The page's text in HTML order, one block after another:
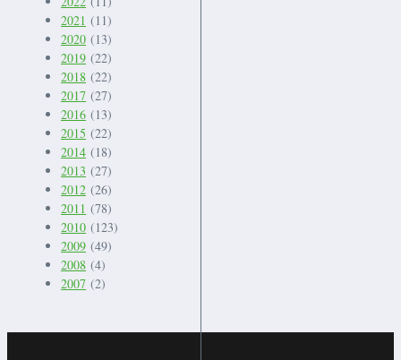
2021 (11)
2020 (13)
2019 (22)
2018 (22)
2017 (27)
2016 (13)
2015 (22)
2014 (18)
2013 (27)
2012 (26)
2011 (78)
2010 (123)
2009 (49)
2008 (4)
2007 (2)